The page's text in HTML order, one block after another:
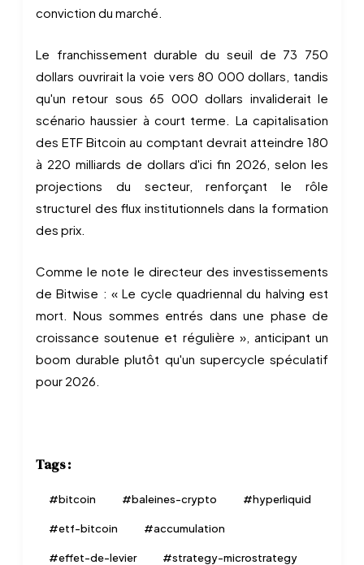
conviction du marché.
Le franchissement durable du seuil de 73 750
dollars ouvrirait la voie vers 80 000 dollars, tandis
qu'un retour sous 65 000 dollars invaliderait le
scénario haussier à court terme. La capitalisation
des ETF Bitcoin au comptant devrait atteindre 180
à 220 milliards de dollars d'ici fin 2026, selon les
projections du secteur, renforçant le rôle
structurel des flux institutionnels dans la formation
des prix.
Comme le note le directeur des investissements
de Bitwise : « Le cycle quadriennal du halving est
mort. Nous sommes entrés dans une phase de
croissance soutenue et régulière », anticipant un
boom durable plutôt qu'un supercycle spéculatif
pour 2026.
Tags :
#bitcoin #baleines-crypto #hyperliquid
#etf-bitcoin #accumulation
#effet-de-levier #strategy-microstrategy